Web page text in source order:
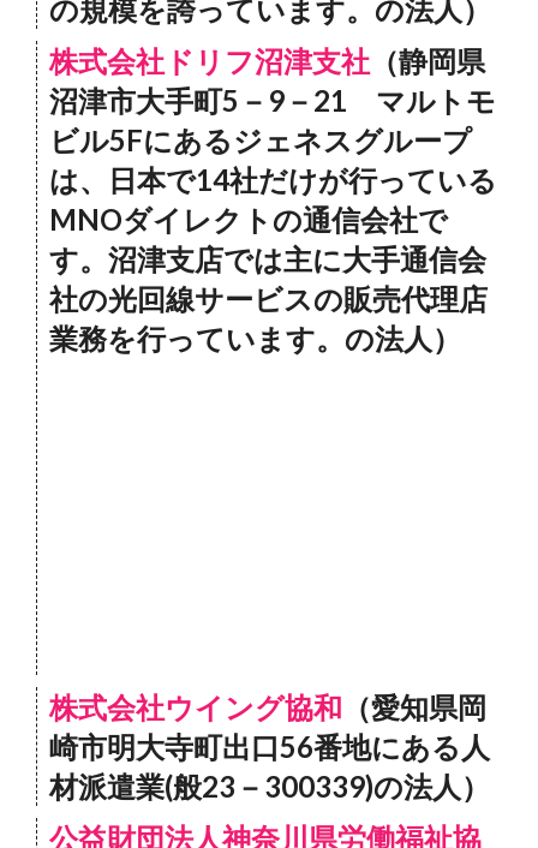
の規模を誇っています。の法人）
株式会社ドリフ沼津支社 （静岡県
沼津市大手町5－9－21 マルトモ
ビル5Fにあるジェネスグループ
は、日本で14社だけが行っている
MNOダイレクトの通信会社で
す。沼津支店では主に大手通信会
社の光回線サービスの販売代理店
業務を行っています。の法人）
株式会社ウイング協和 （愛知県岡
崎市明大寺町出口56番地にある人
材派遣業(般23－300339)の法人）
公益財団法人神奈川県労働福祉協